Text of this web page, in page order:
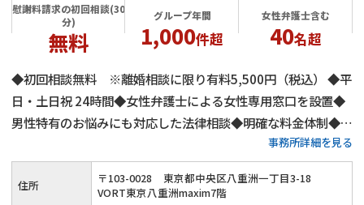
慰謝料請求の初回相談(30
分)
無料
グループ年間
1,000件超
女性弁護士含む
40名超
◆初回相談無料 ※離婚相談に限り有料5,500円（税込） ◆平
日・土日祝 24時間◆女性弁護士による女性専用窓口を設置◆
男性特有のお悩みにも対応した法律相談◆明確な料金体制◆不
倫慰謝料請求の相談件数は年間1,000件以上◆離婚・男女問題
にまつわる全ての問題に対応します！東京で離婚・不倫慰謝料
のお悩みはネクスパート法律事務所へ
事務所詳細を見る
住所 〒103-0028
東京都中央区八重洲一丁目3-18
VORT東京八重洲maxim7階